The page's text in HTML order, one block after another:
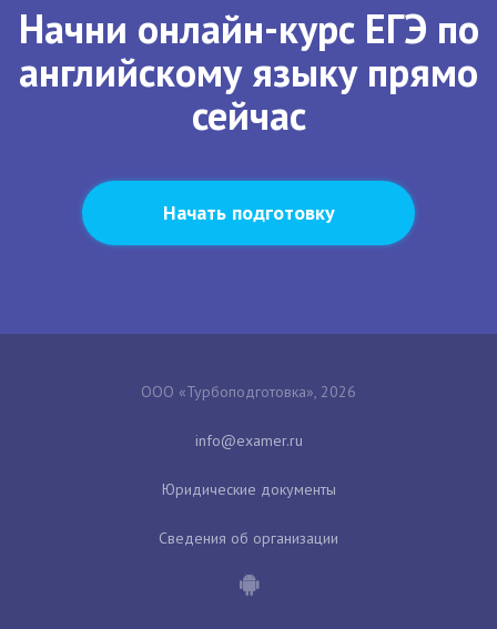
Начни онлайн-курс ЕГЭ по
английскому языку прямо
сейчас
Начать подготовку
ООО «Турбоподготовка», 2026
Юридические документы
Сведения об организации